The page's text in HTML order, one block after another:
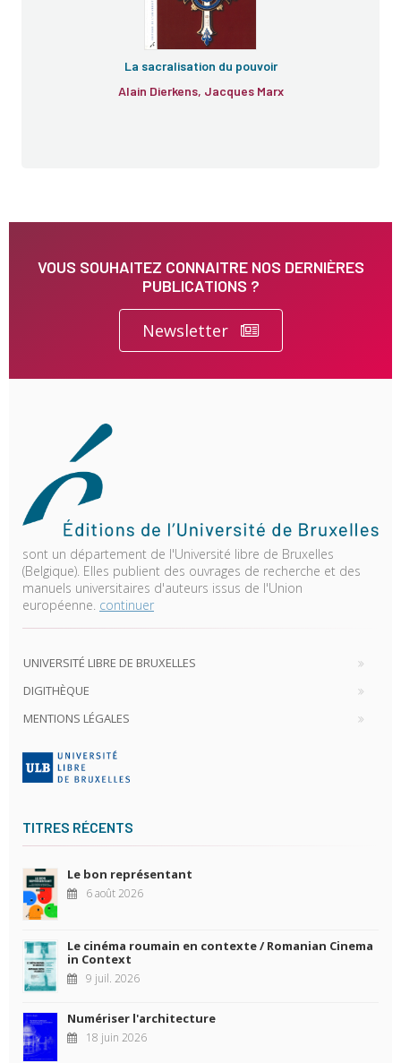
La sacralisation du pouvoir
Alain Dierkens, Jacques Marx
VOUS SOUHAITEZ CONNAITRE NOS DERNIÈRES
PUBLICATIONS ?
Newsletter
sont un département de l'Université libre de Bruxelles
(Belgique). Elles publient des ouvrages de recherche et des
manuels universitaires d'auteurs issus de l'Union
européenne. continuer
UNIVERSITÉ LIBRE DE BRUXELLES
DIGITHÈQUE
MENTIONS LÉGALES
TITRES RÉCENTS
Le bon représentant
6 août 2026
Le cinéma roumain en contexte / Romanian Cinema
in Context
9 juil. 2026
Numériser l'architecture
18 juin 2026